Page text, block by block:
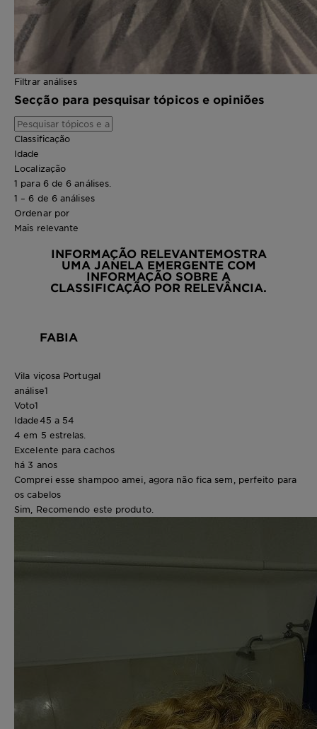
Filtrar análises
Secção para pesquisar tópicos e opiniões
Classificação
Idade
Localização
1 para 6 de 6 análises.
1 – 6 de 6 análises
Ordenar por
Mais relevante
INFORMAÇÃO RELEVANTEMOSTRA
UMA JANELA EMERGENTE COM
INFORMAÇÃO SOBRE A
CLASSIFICAÇÃO POR RELEVÂNCIA.
FABIA
Vila viçosa Portugal
análise1
Voto1
Idade45 a 54
4 em 5 estrelas.
Excelente para cachos
há 3 anos
Comprei esse shampoo amei, agora não fica sem, perfeito para
os cabelos
Sim, Recomendo este produto.